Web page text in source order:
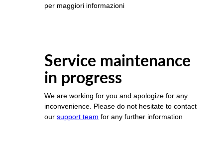
per maggiori informazioni
Service maintenance
in progress
We are working for you and apologize for any
inconvenience. Please do not hesitate to contact
our support team for any further information